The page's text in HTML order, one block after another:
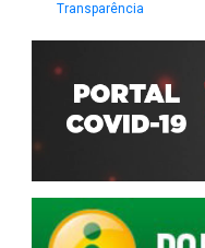
Transparência